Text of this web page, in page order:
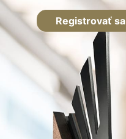
Registrovať sa